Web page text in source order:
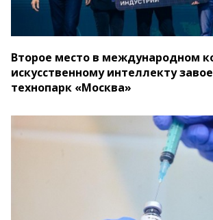
Второе место в международном
искусственному интеллекту
технопарк «Москва»